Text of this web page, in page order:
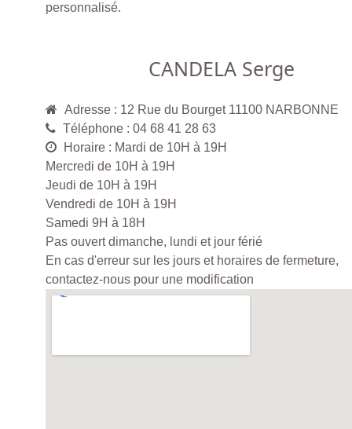
personnalisé.
CANDELA Serge
Adresse : 12 Rue du Bourget 11100 NARBONNE
Téléphone : 04 68 41 28 63
Horaire : Mardi de 10H à 19H
Mercredi de 10H à 19H
Jeudi de 10H à 19H
Vendredi de 10H à 19H
Samedi 9H à 18H
Pas ouvert dimanche, lundi et jour férié
En cas d'erreur sur les jours et horaires de fermeture,
contactez-nous pour une modification